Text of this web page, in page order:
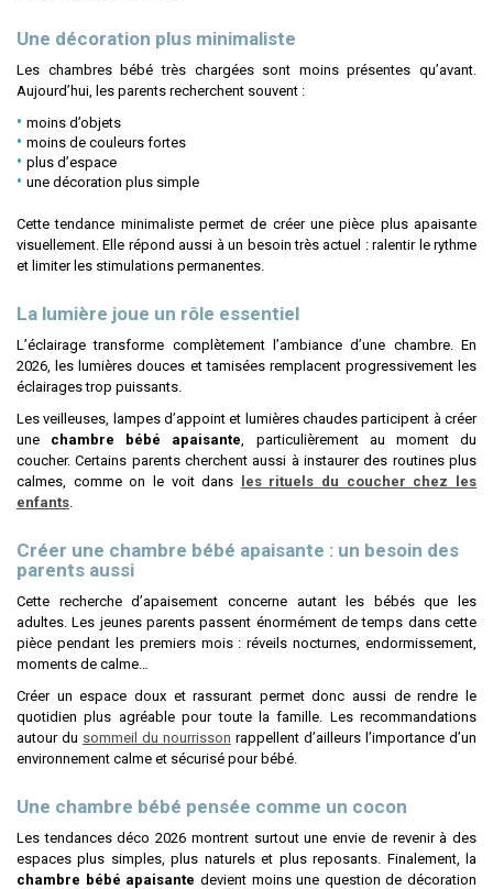
Une décoration plus minimaliste
Les chambres bébé très chargées sont moins présentes qu’avant.
Aujourd’hui, les parents recherchent souvent :
moins d’objets
moins de couleurs fortes
plus d’espace
une décoration plus simple
Cette tendance minimaliste permet de créer une pièce plus apaisante
visuellement. Elle répond aussi à un besoin très actuel : ralentir le rythme
et limiter les stimulations permanentes.
La lumière joue un rôle essentiel
L’éclairage transforme complètement l’ambiance d’une chambre. En
2026, les lumières douces et tamisées remplacent progressivement les
éclairages trop puissants.
Les veilleuses, lampes d’appoint et lumières chaudes participent à créer
une chambre bébé apaisante, particulièrement au moment du
coucher. Certains parents cherchent aussi à instaurer des routines plus
calmes, comme on le voit dans
les rituels du coucher chez les
enfants.
Créer une chambre bébé apaisante : un besoin des
parents aussi
Cette recherche d’apaisement concerne autant les bébés que les
adultes. Les jeunes parents passent énormément de temps dans cette
pièce pendant les premiers mois : réveils nocturnes, endormissement,
moments de calme…
Créer un espace doux et rassurant permet donc aussi de rendre le
quotidien plus agréable pour toute la famille. Les recommandations
autour du sommeil du nourrisson rappellent d’ailleurs l’importance d’un
environnement calme et sécurisé pour bébé.
Une chambre bébé pensée comme un cocon
Les tendances déco 2026 montrent surtout une envie de revenir à des
espaces plus simples, plus naturels et plus reposants. Finalement, la
chambre bébé apaisante devient moins une question de décoration